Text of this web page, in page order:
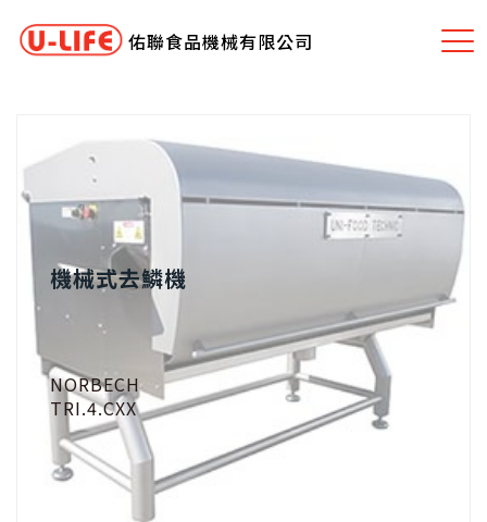
佑聯食品機械有限公司
機械式去鱗機
NORBECH
TRI.4.CXX